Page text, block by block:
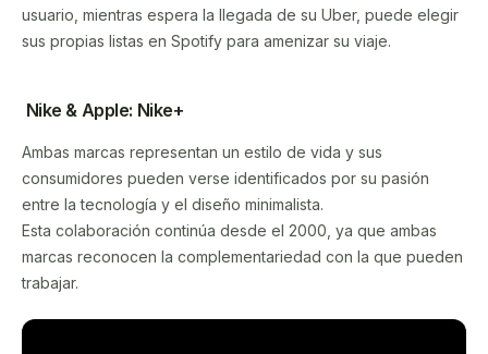
usuario, mientras espera la llegada de su Uber, puede elegir
sus propias listas en Spotify para amenizar su viaje.
Nike & Apple: Nike+
Ambas marcas representan un estilo de vida y sus
consumidores pueden verse identificados por su pasión
entre la tecnología y el diseño minimalista.
Esta colaboración continúa desde el 2000, ya que ambas
marcas reconocen la complementariedad con la que pueden
trabajar.